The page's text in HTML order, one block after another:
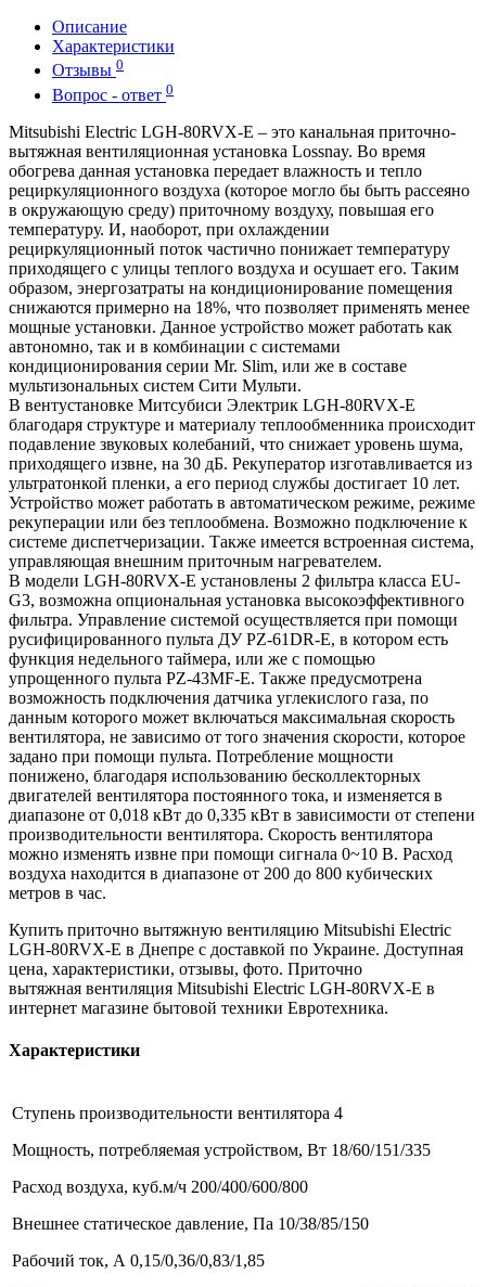
Описание
Характеристики
Отзывы 0
Вопрос - ответ 0
Mitsubishi Electric LGH-80RVX-Е – это канальная приточно-
вытяжная вентиляционная установка Lossnay. Во время
обогрева данная установка передает влажность и тепло
рециркуляционного воздуха (которое могло бы быть рассеяно
в окружающую среду) приточному воздуху, повышая его
температуру. И, наоборот, при охлаждении
рециркуляционный поток частично понижает температуру
приходящего с улицы теплого воздуха и осушает его. Таким
образом, энергозатраты на кондиционирование помещения
снижаются примерно на 18%, что позволяет применять менее
мощные установки. Данное устройство может работать как
автономно, так и в комбинации с системами
кондиционирования серии Mr. Slim, или же в составе
мультизональных систем Сити Мульти.
В вентустановке Митсубиси Электрик LGH-80RVX-Е
благодаря структуре и материалу теплообменника происходит
подавление звуковых колебаний, что снижает уровень шума,
приходящего извне, на 30 дБ. Рекуператор изготавливается из
ультратонкой пленки, а его период службы достигает 10 лет.
Устройство может работать в автоматическом режиме, режиме
рекуперации или без теплообмена. Возможно подключение к
системе диспетчеризации. Также имеется встроенная система,
управляющая внешним приточным нагревателем.
В модели LGH-80RVX-Е установлены 2 фильтра класса EU-
G3, возможна опциональная установка высокоэффективного
фильтра. Управление системой осуществляется при помощи
русифицированного пульта ДУ PZ-61DR-E, в котором есть
функция недельного таймера, или же с помощью
упрощенного пульта PZ-43MF-E. Также предусмотрена
возможность подключения датчика углекислого газа, по
данным которого может включаться максимальная скорость
вентилятора, не зависимо от того значения скорости, которое
задано при помощи пульта. Потребление мощности
понижено, благодаря использованию бесколлекторных
двигателей вентилятора постоянного тока, и изменяется в
диапазоне от 0,018 кВт до 0,335 кВт в зависимости от степени
производительности вентилятора. Скорость вентилятора
можно изменять извне при помощи сигнала 0~10 В. Расход
воздуха находится в диапазоне от 200 до 800 кубических
метров в час.
Купить приточно вытяжную вентиляцию Mitsubishi Electric
LGH-80RVX-Е в Днепре с доставкой по Украине. Доступная
цена, характеристики, отзывы, фото. Приточно
вытяжная вентиляция Mitsubishi Electric LGH-80RVX-Е в
интернет магазине бытовой техники Евротехника.
Характеристики
Ступень производительности вентилятора 4
Мощность, потребляемая устройством, Вт 18/60/151/335
Расход воздуха, куб.м/ч 200/400/600/800
Внешнее статическое давление, Па 10/38/85/150
Рабочий ток, А 0,15/0,36/0,83/1,85